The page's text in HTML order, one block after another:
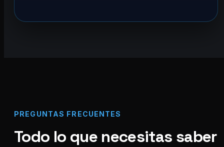
PREGUNTAS FRECUENTES
Todo lo que necesitas saber